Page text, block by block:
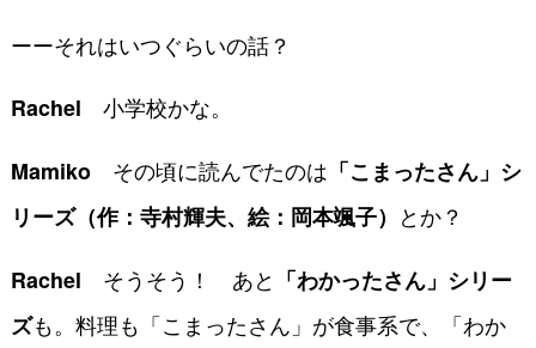
ーーそれはいつぐらいの話？
Rachel 小学校かな。
Mamikoその頃に読んでたのは 「こまったさん」シ
リーズ（作：寺村輝夫、絵：岡本颯子） とか？
Rachel そうそう！ あと 「わかったさん」シリー
ズも。料理も「こまったさん」が食事系で、「わか